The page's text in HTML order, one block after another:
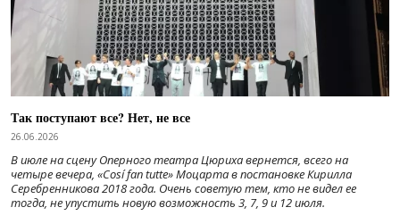
Так поступают все? Нет, не все
26.06.2026
В июле на сцену Оперного театра Цюриха вернется, всего на
четыре вечера, «Cosí fan tutte» Моцарта в постановке Кирилла
Серебренникова 2018 года. Очень советую тем, кто не видел ее
тогда, не упустить новую возможность 3, 7, 9 и 12 июля.